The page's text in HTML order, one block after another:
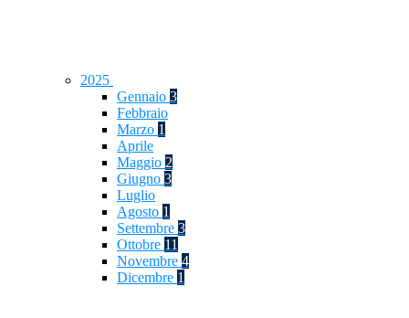
2025
Gennaio 3
Febbraio
Marzo 1
Aprile
Maggio 2
Giugno 3
Luglio
Agosto 1
Settembre 3
Ottobre 11
Novembre 4
Dicembre 1